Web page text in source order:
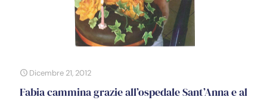
Dicembre 21, 2012
Fabia cammina grazie all’ospedale Sant’Anna e al